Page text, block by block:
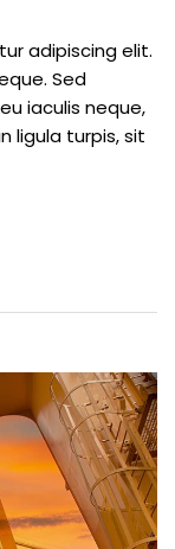
adipiscing elit.
Sed
iaculis neque,
ligula turpis, sit